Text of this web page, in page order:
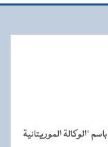
أنشئت الوكالة الموريتانية للأنباء في فاتح يوليو 1975 باسم "الوكالة الموريتانية